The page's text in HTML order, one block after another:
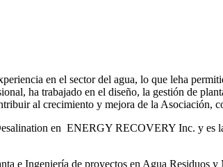
en el sector del agua, lo que leha
ha trabajado en el diseño, la gestión de
al crecimiento y mejora de la Asociación,
en ENERGY RECOVERY Inc. y es
e Ingeniería de proyectos en Agua